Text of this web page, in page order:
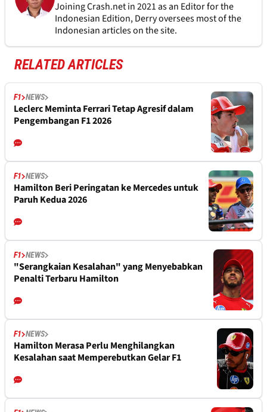
Joining Crash.net in 2021 as an Editor for the
Indonesian Edition, Derry oversees most of the
Indonesian articles on the site.
RELATED ARTICLES
F1 NEWS
Leclerc Meminta Ferrari Tetap Agresif dalam
Pengembangan F1 2026
F1 NEWS
Hamilton Beri Peringatan ke Mercedes untuk
Paruh Kedua 2026
F1 NEWS
"Serangkaian Kesalahan" yang Menyebabkan
Penalti Terbaru Hamilton
F1 NEWS
Hamilton Merasa Perlu Menghilangkan
Kesalahan saat Memperebutkan Gelar F1